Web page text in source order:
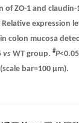
of ZO-1 and
Relative expression
colon mucosa
vsWT group. #P<0.05
(scale bar=100 μm).